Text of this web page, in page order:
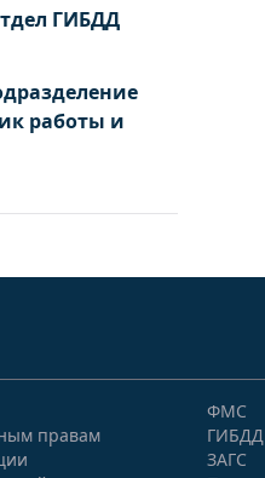
ГИБДД
работы и
правам
ФМС
ГИБДД
ЗАГС